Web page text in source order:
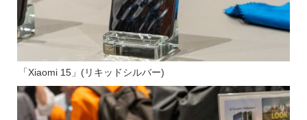
「Xiaomi 15」(リキッドシルバー)